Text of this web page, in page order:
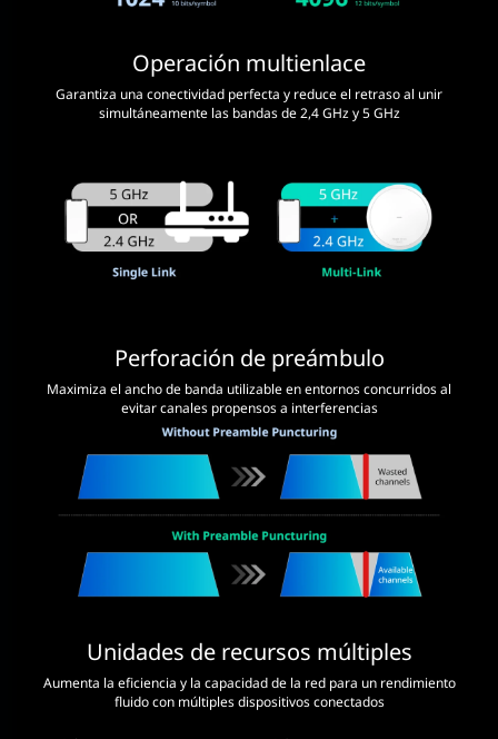
Operación multienlace
Garantiza una conectividad perfecta y reduce el retraso al unir
simultáneamente las bandas de 2,4 GHz y 5 GHz
Perforación de preámbulo
Maximiza el ancho de banda utilizable en entornos concurridos al
evitar canales propensos a interferencias
Unidades de recursos múltiples
Aumenta la eficiencia y la capacidad de la red para un rendimiento
fluido con múltiples dispositivos conectados